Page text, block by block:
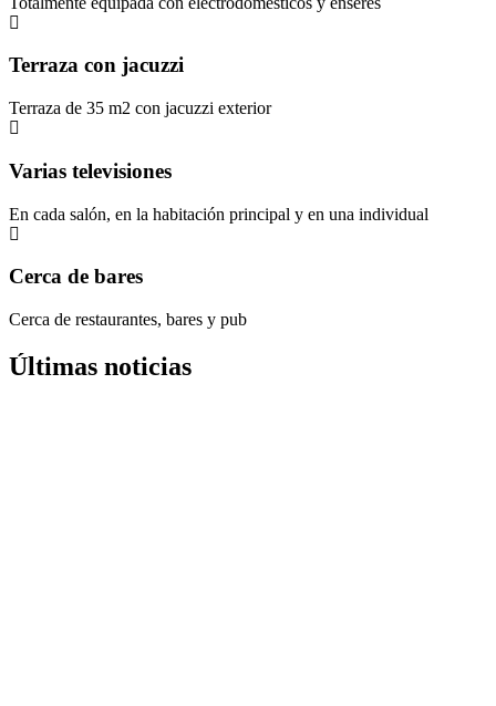
Terraza con jacuzzi
Terraza de 35 m2 con jacuzzi exterior
Varias televisiones
En cada salón, en la habitación principal y en una individual
Cerca de bares
Cerca de restaurantes, bares y pub
Últimas noticias